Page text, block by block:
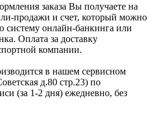
заказа Вы получаете на
продажи и счет, который можно
систему онлайн-банкинга или
Оплата за доставку
компании.
в нашем сервисном
д.80 стр.23) по
(за 1-2 дня) ежедневно, без